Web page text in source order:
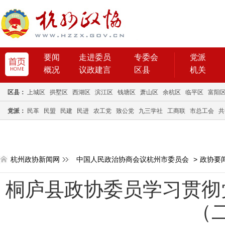
要闻 走进委员
专委会
概况
议政建言 区县
党派
机关
区县： 上城区 拱墅区 西湖区 滨江区 钱塘区 萧山区 余杭区 临平区 富阳
党派： 民革 民盟 民建 民进 农工党 致公党 九三学社 工商联 市总工会
杭州政协新闻网 中国人民政治协商会议杭州市委员会 > 政协要
桐庐县政协委员学习贯
（